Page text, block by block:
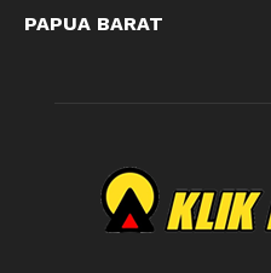
PAPUA BARAT